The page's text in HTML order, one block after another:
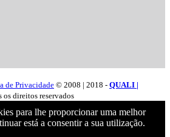
de Privacidade © 2008 | 2018 - QUALI |
os direitos reservados
para lhe proporcionar uma melhor
está a consentir a sua utilização.